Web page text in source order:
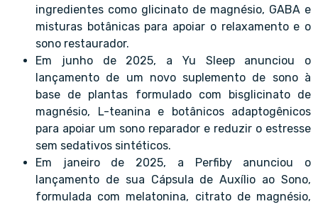
ingredientes como glicinato de magnésio, GABA e
misturas botânicas para apoiar o relaxamento e o
sono restaurador.
Em junho de 2025, a Yu Sleep anunciou o
lançamento de um novo suplemento de sono à
base de plantas formulado com bisglicinato de
magnésio, L-teanina e botânicos adaptogênicos
para apoiar um sono reparador e reduzir o estresse
sem sedativos sintéticos.
Em janeiro de 2025, a Perfiby anunciou o
lançamento de sua Cápsula de Auxílio ao Sono,
formulada com melatonina, citrato de magnésio,